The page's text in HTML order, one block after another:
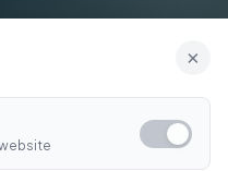
Aanmelden
Gemakkelijk online regelen
×